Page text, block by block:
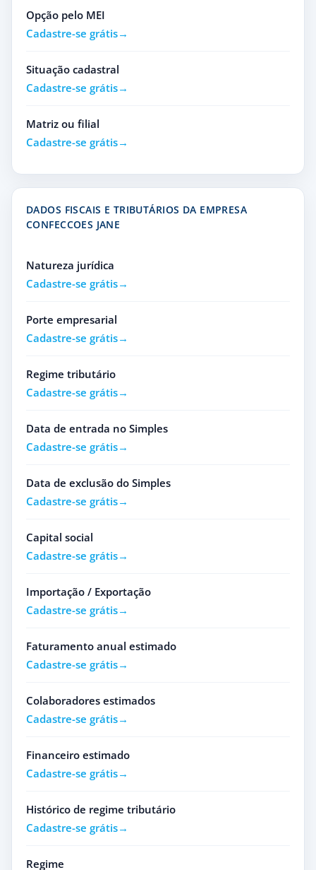
Opção pelo MEI
Cadastre-se grátis
Situação cadastral
Cadastre-se grátis
Matriz ou filial
Cadastre-se grátis
DADOS FISCAIS E TRIBUTÁRIOS DA EMPRESA
CONFECCOES JANE
Natureza jurídica
Cadastre-se grátis
Porte empresarial
Cadastre-se grátis
Regime tributário
Cadastre-se grátis
Data de entrada no Simples
Cadastre-se grátis
Data de exclusão do Simples
Cadastre-se grátis
Capital social
Cadastre-se grátis
Importação / Exportação
Cadastre-se grátis
Faturamento anual estimado
Cadastre-se grátis
Colaboradores estimados
Cadastre-se grátis
Financeiro estimado
Cadastre-se grátis
Histórico de regime tributário
Cadastre-se grátis
Regime